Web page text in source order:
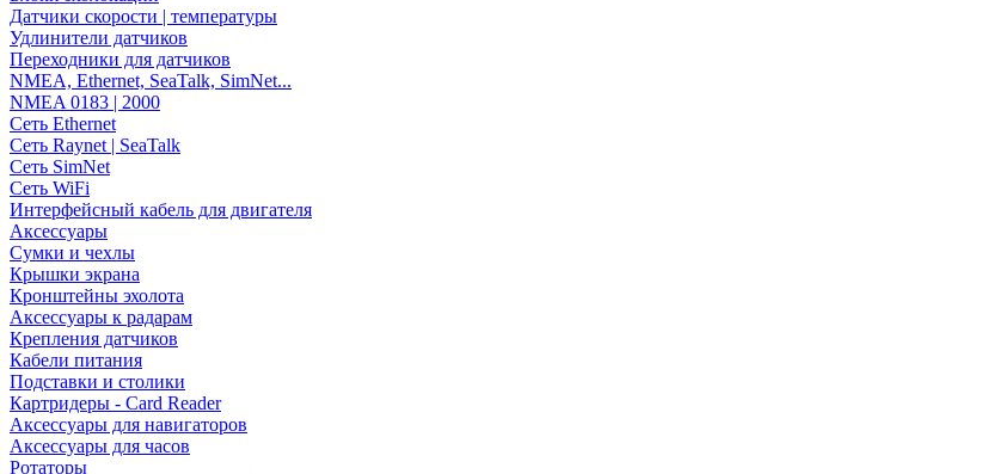
Датчики скорости | температуры
Удлинители датчиков
Переходники для датчиков
NMEA, Ethernet, SeaTalk, SimNet...
NMEA 0183 | 2000
Сеть Ethernet
Сеть Raynet | SeaTalk
Сеть SimNet
Сеть WiFi
Интерфейсный кабель для двигателя
Аксессуары
Сумки и чехлы
Крышки экрана
Кронштейны эхолота
Аксессуары к радарам
Крепления датчиков
Кабели питания
Подставки и столики
Картридеры - Card Reader
Аксессуары для навигаторов
Аксессуары для часов
Ротаторы